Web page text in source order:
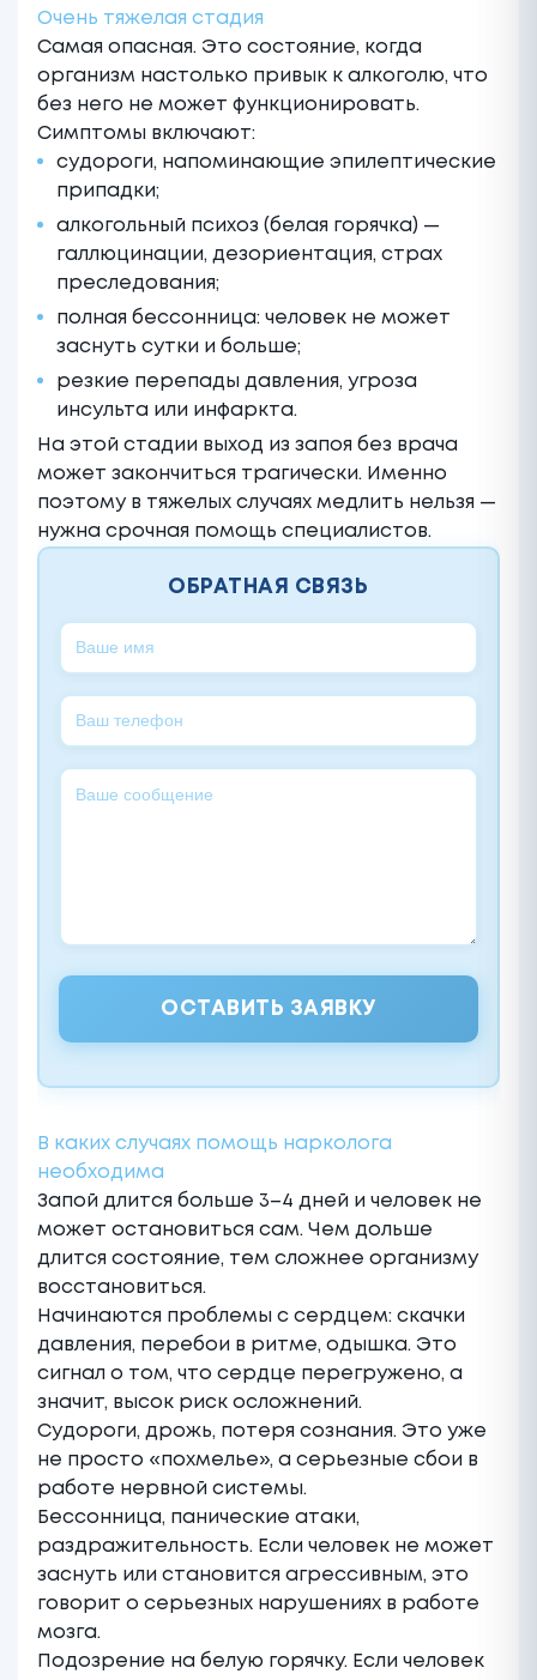
Очень тяжелая стадия
Самая опасная. Это состояние, когда
организм настолько привык к алкоголю, что
без него не может функционировать.
Симптомы включают:
судороги, напоминающие эпилептические
припадки;
алкогольный психоз (белая горячка) —
галлюцинации, дезориентация, страх
преследования;
полная бессонница: человек не может
заснуть сутки и больше;
резкие перепады давления, угроза
инсульта или инфаркта.
На этой стадии выход из запоя без врача
может закончиться трагически. Именно
поэтому в тяжелых случаях медлить нельзя —
нужна срочная помощь специалистов.
ОБРАТНАЯ СВЯЗЬ
ОСТАВИТЬ ЗАЯВКУ
В каких случаях помощь нарколога
необходима
Запой длится больше 3–4 дней и человек не
может остановиться сам. Чем дольше
длится состояние, тем сложнее организму
восстановиться.
Начинаются проблемы с сердцем: скачки
давления, перебои в ритме, одышка. Это
сигнал о том, что сердце перегружено, а
значит, высок риск осложнений.
Судороги, дрожь, потеря сознания. Это уже
не просто «похмелье», а серьезные сбои в
работе нервной системы.
Бессонница, панические атаки,
раздражительность. Если человек не может
заснуть или становится агрессивным, это
говорит о серьезных нарушениях в работе
мозга.
Подозрение на белую горячку. Если человек